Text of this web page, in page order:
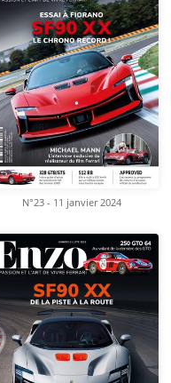
N°23 - 11 janvier 2024